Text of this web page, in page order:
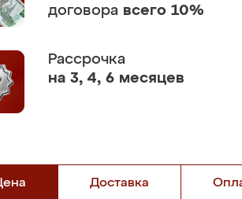
договора всего 10%
Рассрочка
на 3, 4, 6 месяцев
Доставка